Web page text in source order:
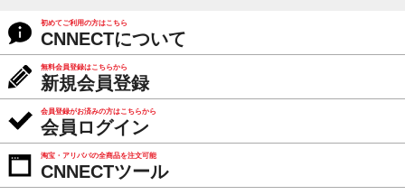
初めてご利用の方はこちら
CNNECTについて
無料会員登録はこちらから
新規会員登録
会員登録がお済みの方はこちらから
会員ログイン
淘宝・アリババの全商品を注文可能
CNNECTツール